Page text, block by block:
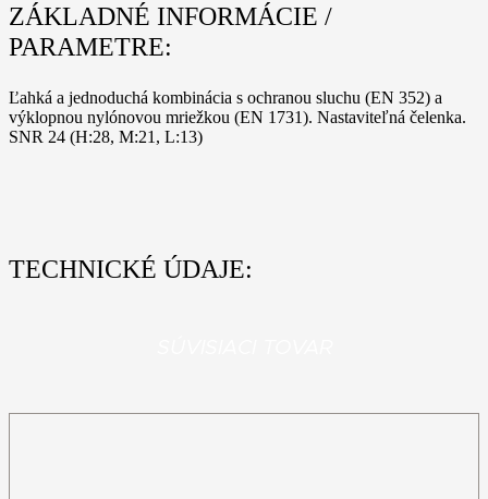
ZÁKLADNÉ INFORMÁCIE /
PARAMETRE:
Ľahká a jednoduchá kombinácia s ochranou sluchu (EN 352) a
výklopnou nylónovou mriežkou (EN 1731). Nastaviteľná čelenka.
SNR 24 (H:28, M:21, L:13)
TECHNICKÉ ÚDAJE: